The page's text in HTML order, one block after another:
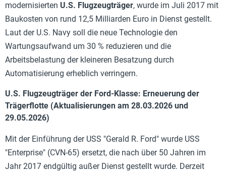
modernisierten U.S. Flugzeugträger, wurde im Juli 2017 mit
Baukosten von rund 12,5 Milliarden Euro in Dienst gestellt.
Laut der U.S. Navy soll die neue Technologie den
Wartungsaufwand um 30 % reduzieren und die
Arbeitsbelastung der kleineren Besatzung durch
Automatisierung erheblich verringern.
U.S. Flugzeugträger der Ford-Klasse: Erneuerung der
Trägerflotte (Aktualisierungen am 28.03.2026 und
29.05.2026)
Mit der Einführung der USS "Gerald R. Ford" wurde USS
"Enterprise" (CVN-65) ersetzt, die nach über 50 Jahren im
Jahr 2017 endgültig außer Dienst gestellt wurde. Derzeit